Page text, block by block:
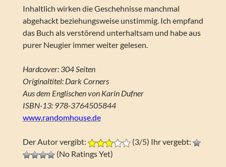
Inhaltlich wirken die Geschehnisse manchmal
abgehackt beziehungsweise unstimmig. Ich empfand
das Buch als verstörend unterhaltsam und habe aus
purer Neugier immer weiter gelesen.
Hardcover: 304 Seiten
Originaltitel: Dark Corners
Aus dem Englischen von Karin Dufner
ISBN-13: 978-3764505844
www.randomhouse.de
Der Autor vergibt:
(3/5) Ihr vergebt:
(No Ratings Yet)